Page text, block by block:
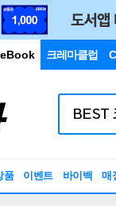
eBook 크레마클럽
품 이벤트 바이백 매